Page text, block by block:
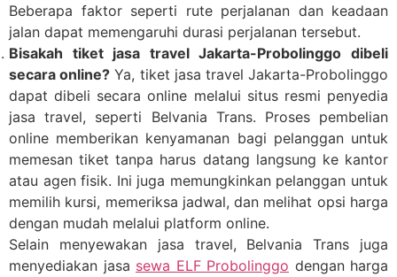
Beberapa faktor seperti rute perjalanan dan keadaan
jalan dapat memengaruhi durasi perjalanan tersebut.
Bisakah tiket jasa travel Jakarta-Probolinggo dibeli
secara online? Ya, tiket jasa travel Jakarta-Probolinggo
dapat dibeli secara online melalui situs resmi penyedia
jasa travel, seperti Belvania Trans. Proses pembelian
online memberikan kenyamanan bagi pelanggan untuk
memesan tiket tanpa harus datang langsung ke kantor
atau agen fisik. Ini juga memungkinkan pelanggan untuk
memilih kursi, memeriksa jadwal, dan melihat opsi harga
dengan mudah melalui platform online.
Selain menyewakan jasa travel, Belvania Trans juga
menyediakan jasa sewa ELF Probolinggo dengan harga